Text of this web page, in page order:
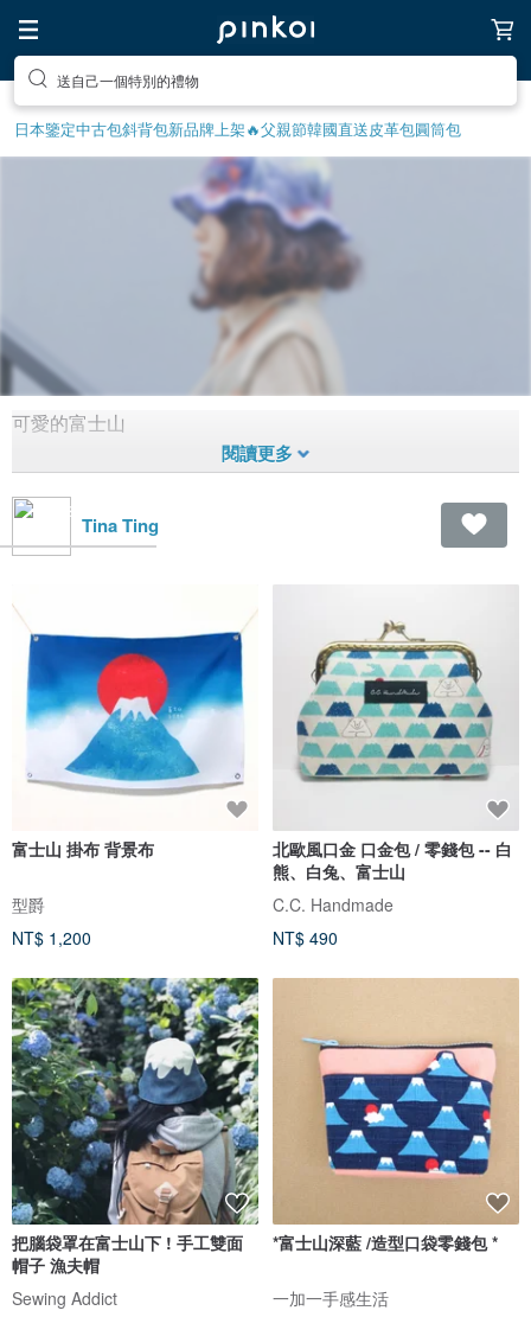
送自己一個特別的禮物
日本鑒定中古包斜背包新品牌上架🔥父親節韓國直送皮革包圓筒包
8年前拼貼
可愛的富士山
Tina Ting
富士山 掛布 背景布
型爵
NT$ 1,200
北歐風口金 口金包 / 零錢包 -- 白
熊、白兔、富士山
C.C. Handmade
NT$ 490
把腦袋罩在富士山下 ! 手工雙面
帽子 漁夫帽
Sewing Addict
*富士山深藍 /造型口袋零錢包 *
一加一手感生活